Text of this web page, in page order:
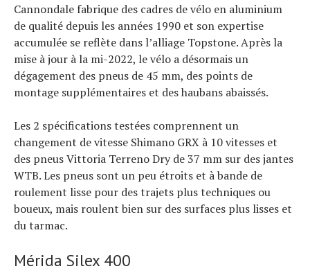
Cannondale fabrique des cadres de vélo en aluminium
de qualité depuis les années 1990 et son expertise
accumulée se reflète dans l’alliage Topstone. Après la
mise à jour à la mi-2022, le vélo a désormais un
dégagement des pneus de 45 mm, des points de
montage supplémentaires et des haubans abaissés.
Les 2 spécifications testées comprennent un
changement de vitesse Shimano GRX à 10 vitesses et
des pneus Vittoria Terreno Dry de 37 mm sur des jantes
WTB. Les pneus sont un peu étroits et à bande de
roulement lisse pour des trajets plus techniques ou
boueux, mais roulent bien sur des surfaces plus lisses et
du tarmac.
Mérida Silex 400